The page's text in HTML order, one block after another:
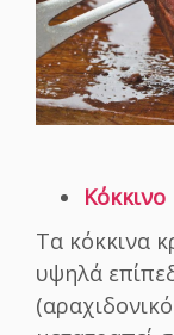
Κόκκινο
Τα κόκκινα
υψηλά